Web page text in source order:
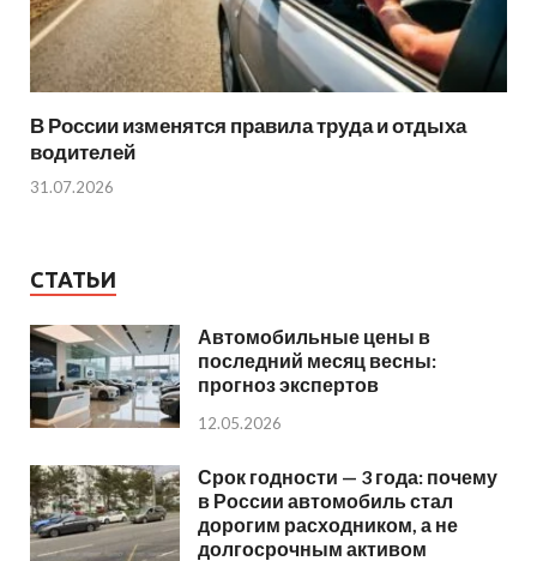
В России изменятся правила труда и отдыха
водителей
31.07.2026
СТАТЬИ
Автомобильные цены в
последний месяц весны:
прогноз экспертов
12.05.2026
Срок годности — 3 года: почему
в России автомобиль стал
дорогим расходником, а не
долгосрочным активом